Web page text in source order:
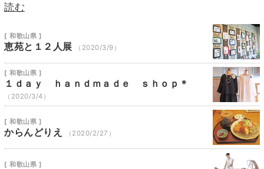
読む
[ 和歌山県 ]
恵苑と１２人展 （2020/3/9）
[ 和歌山県 ]
１ｄａｙ ｈａｎｄｍａｄｅ ｓｈｏｐ＊
（2020/3/4）
[ 和歌山県 ]
からんどりえ （2020/2/27）
[ 和歌山県 ]